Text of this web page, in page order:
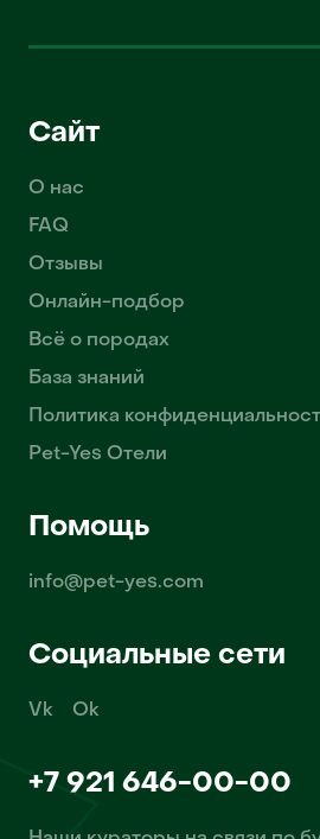
Сайт
О нас
FAQ
Отзывы
Онлайн-подбор
Всё о породах
База знаний
Политика
Pet-Yes Отели
Помощь
info@pet-yes.com
Социальные сети
Vk Ok
+7 921 646-00-00